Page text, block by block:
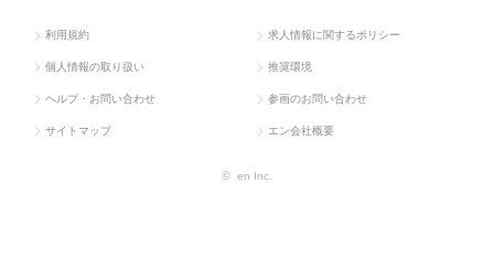
利用規約 求人情報に関するポリシー
個人情報の取り扱い 推奨環境
ヘルプ・お問い合わせ 参画のお問い合わせ
サイトマップ エン会社概要
© en Inc.